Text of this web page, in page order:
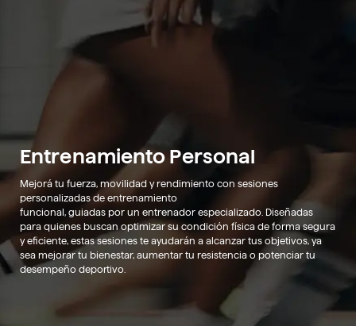
Entrenamiento Personal
Mejorá tu fuerza, movilidad y rendimiento con sesiones
personalizadas de entrenamiento
funcional, guiadas por un entrenador especializado. Diseñadas
para quienes buscan optimizar su condición física de forma segura
y eficiente, estas sesiones te ayudarán a alcanzar tus objetivos, ya
sea mejorar tu bienestar, aumentar tu resistencia o potenciar tu
desempeño deportivo.